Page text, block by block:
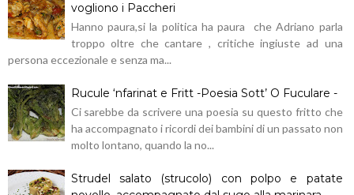
vogliono i Paccheri
Hanno paura,si la politica ha paura che Adriano parla
troppo oltre che cantare , critiche ingiuste ad una
persona eccezionale e senza ma...
Rucule ‘nfarinat e Fritt -Poesia Sott’ O Fuculare -
Ci sarebbe da scrivere una poesia su questo fritto che
ha accompagnato i ricordi dei bambini di un passato non
molto lontano, quando la no...
Strudel salato (strucolo) con polpo e patate